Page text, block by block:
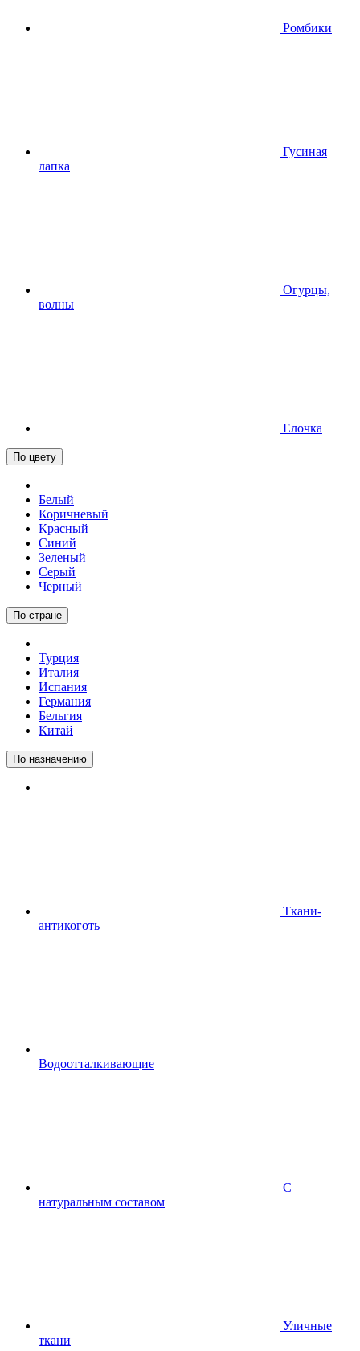
Ромбики
Гусиная
лапка
Огурцы,
волны
Елочка
По цвету
Белый
Коричневый
Красный
Синий
Зеленый
Серый
Черный
По стране
Турция
Италия
Испания
Германия
Бельгия
Китай
По назначению
Ткани-
антикоготь
Водоотталкивающие
С
натуральным составом
Уличные
ткани